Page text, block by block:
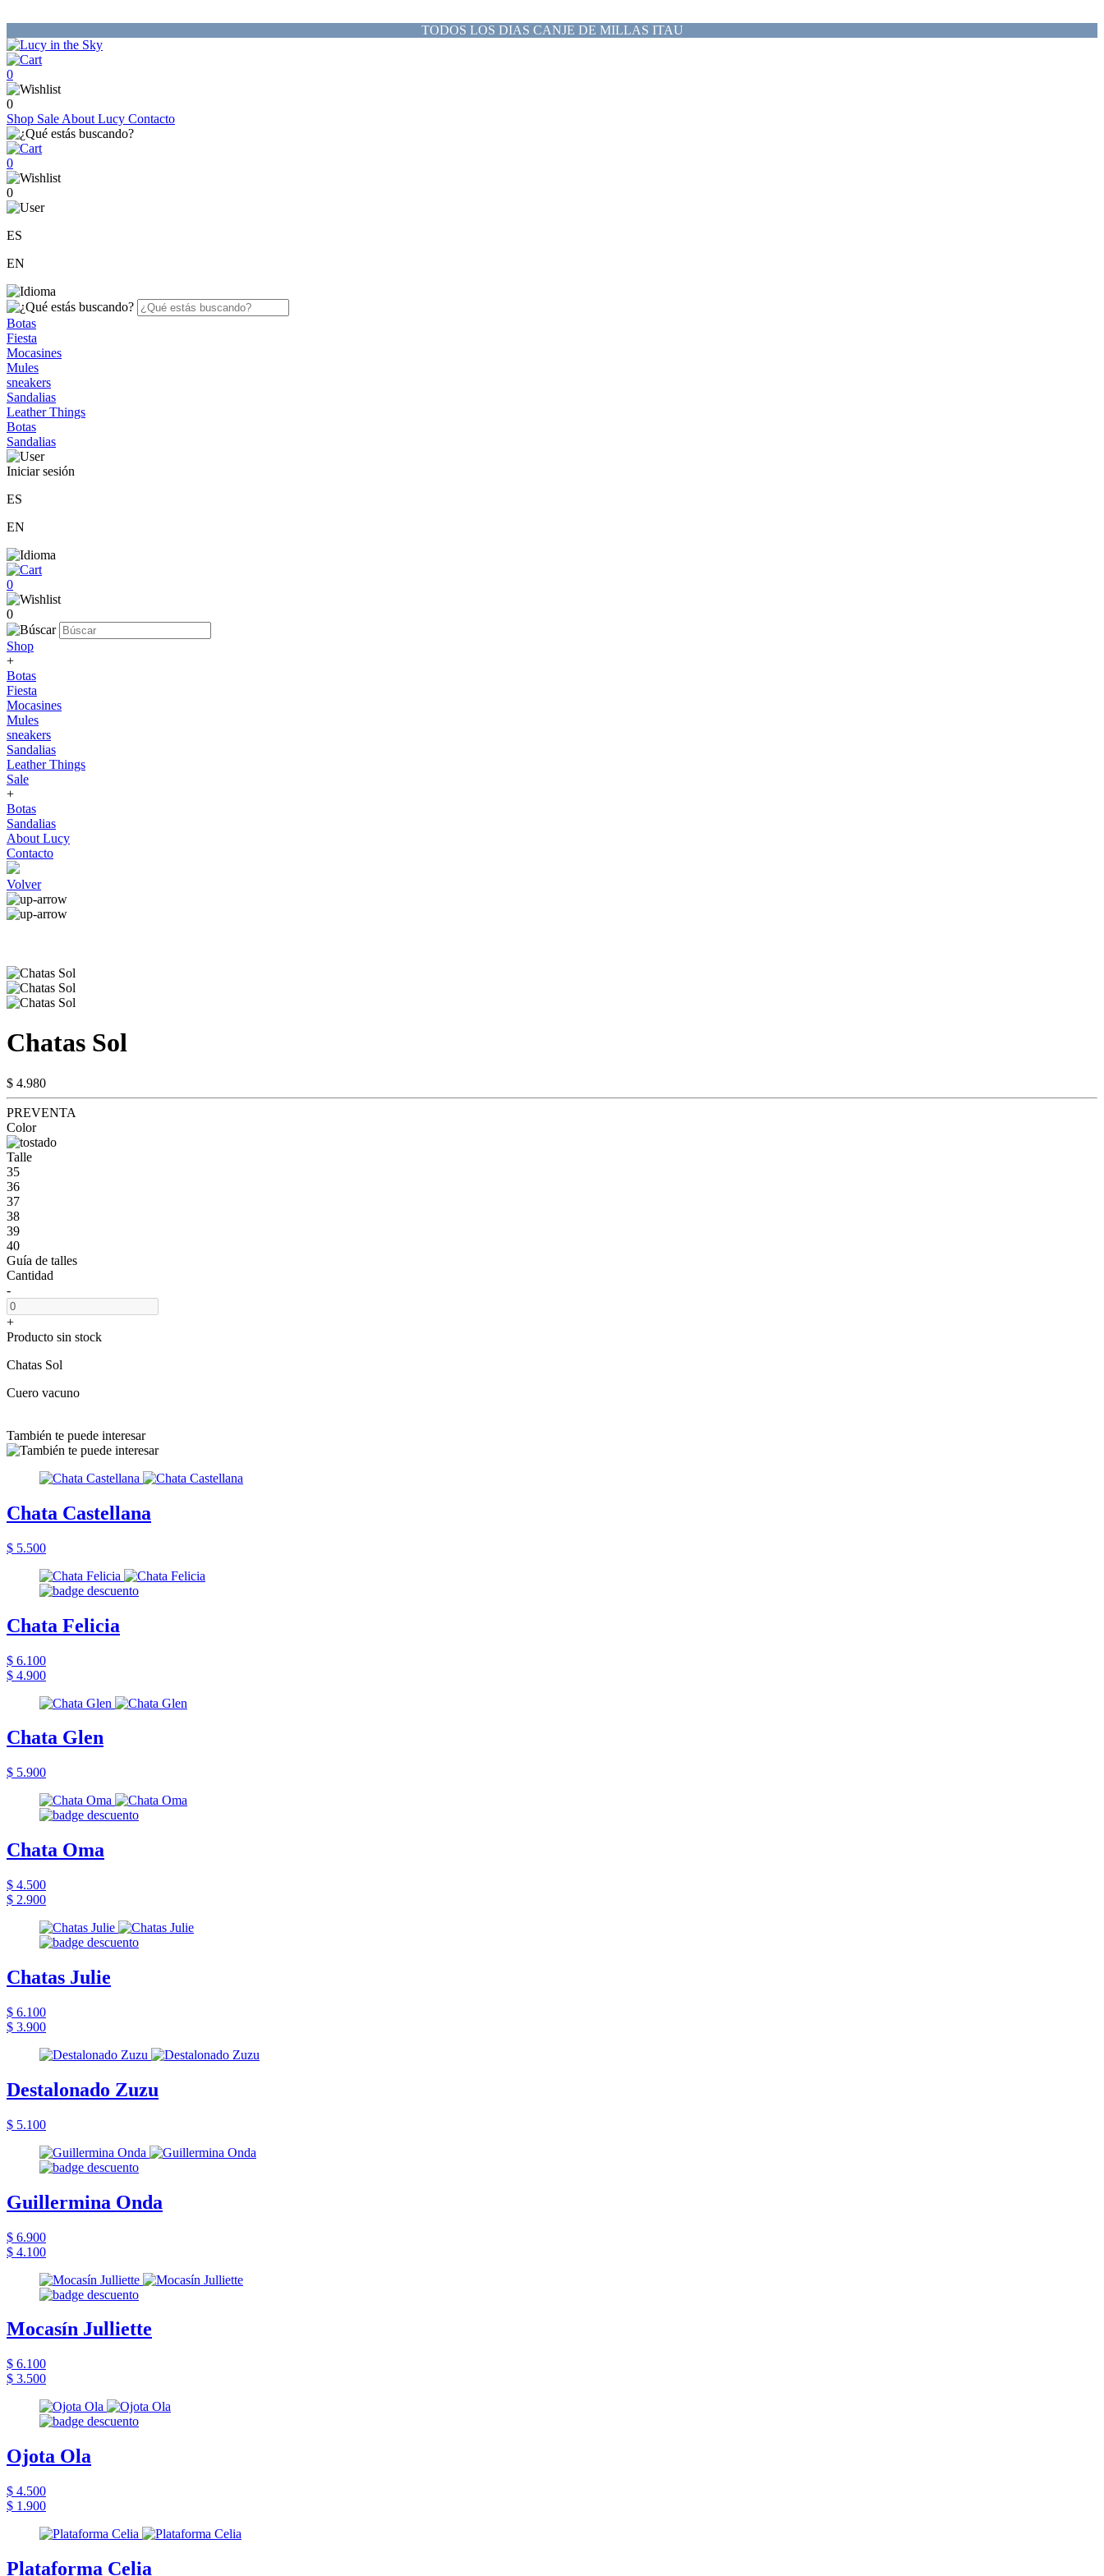
TODOS LOS DIAS CANJE DE MILLAS ITAU
0
0
Shop Sale About Lucy Contacto
0
0
ES
EN
Botas
Fiesta
Mocasines
Mules
sneakers
Sandalias
Leather Things
Botas
Sandalias
Iniciar sesión
ES
EN
0
0
Shop
+
Botas
Fiesta
Mocasines
Mules
sneakers
Sandalias
Leather Things
Sale
+
Botas
Sandalias
About Lucy
Contacto
Volver
Chatas Sol
$ 4.980
PREVENTA
Color
Talle
35
36
37
38
39
40
Guía de talles
Cantidad
-
+
Producto sin stock
Chatas Sol
Cuero vacuno
También te puede interesar
Chata Castellana
$ 5.500
Chata Felicia
$ 6.100
$ 4.900
Chata Glen
$ 5.900
Chata Oma
$ 4.500
$ 2.900
Chatas Julie
$ 6.100
$ 3.900
Destalonado Zuzu
$ 5.100
Guillermina Onda
$ 6.900
$ 4.100
Mocasín Julliette
$ 6.100
$ 3.500
Ojota Ola
$ 4.500
$ 1.900
Plataforma Celia